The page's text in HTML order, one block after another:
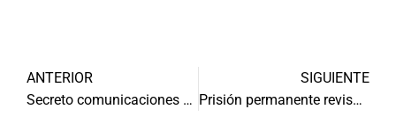
ANTERIOR
Secreto comunicaciones abogado y cliente
SIGUIENTE
Prisión permanente revisable: constitucional